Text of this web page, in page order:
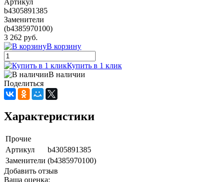
b4305891385
Заменители
(b4385970100)
3 262 руб.
В корзину
Купить в 1 клик
В наличии
Поделиться
Характеристики
Прочие
Артикул
b4305891385
Заменители (b4385970100)
Добавить отзыв
Ваша оценка: